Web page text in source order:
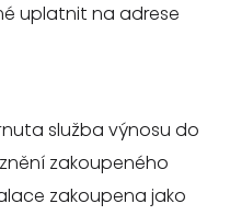
uplatnit na adrese
služba výnosu do
zakoupeného
zakoupena jako